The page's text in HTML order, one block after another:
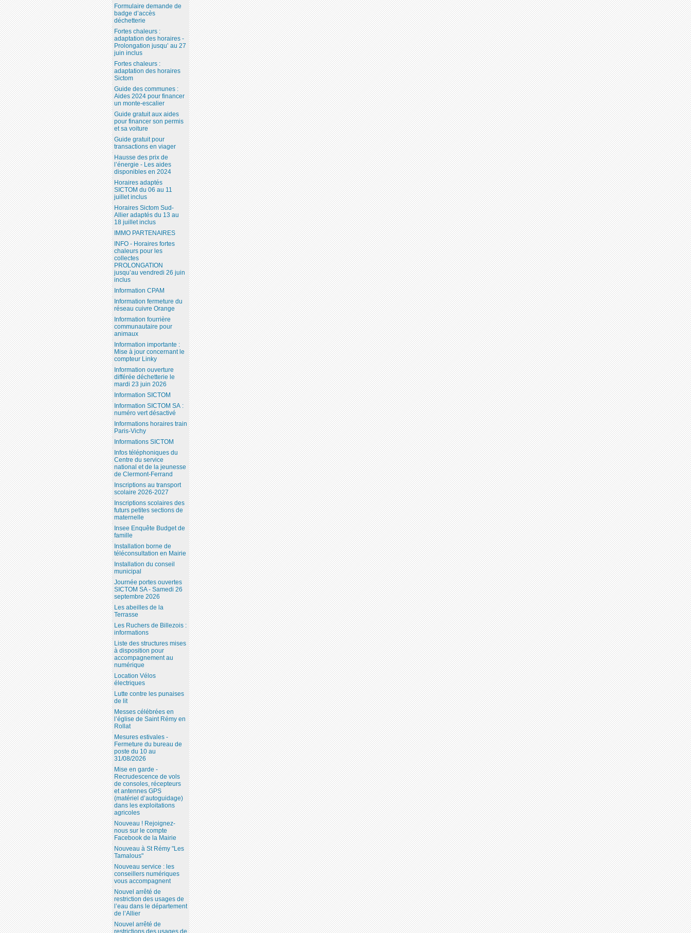
Formulaire demande de
badge d’accès
déchetterie
Fortes chaleurs :
adaptation des horaires -
Prolongation jusqu’ au 27
juin inclus
Fortes chaleurs :
adaptation des horaires
Sictom
Guide des communes :
Aides 2024 pour financer
un monte-escalier
Guide gratuit aux aides
pour financer son permis
et sa voiture
Guide gratuit pour
transactions en viager
Hausse des prix de
l’énergie - Les aides
disponibles en 2024
Horaires adaptés
SICTOM du 06 au 11
juillet inclus
Horaires Sictom Sud-
Allier adaptés du 13 au
18 juillet inclus
IMMO PARTENAIRES
INFO - Horaires fortes
chaleurs pour les
collectes
PROLONGATION
jusqu’au vendredi 26 juin
inclus
Information CPAM
Information fermeture du
réseau cuivre Orange
Information fourrière
communautaire pour
animaux
Information importante :
Mise à jour concernant le
compteur Linky
Information ouverture
différée déchetterie le
mardi 23 juin 2026
Information SICTOM
Information SICTOM SA :
numéro vert désactivé
Informations horaires train
Paris-Vichy
Informations SICTOM
Infos téléphoniques du
Centre du service
national et de la jeunesse
de Clermont-Ferrand
Inscriptions au transport
scolaire 2026-2027
Inscriptions scolaires des
futurs petites sections de
maternelle
Insee Enquête Budget de
famille
Installation borne de
téléconsultation en Mairie
Installation du conseil
municipal
Journée portes ouvertes
SICTOM SA - Samedi 26
septembre 2026
Les abeilles de la
Terrasse
Les Ruchers de Billezois :
informations
Liste des structures mises
à disposition pour
accompagnement au
numérique
Location Vélos
électriques
Lutte contre les punaises
de lit
Messes célébrées en
l’église de Saint Rémy en
Rollat
Mesures estivales -
Fermeture du bureau de
poste du 10 au
31/08/2026
Mise en garde -
Recrudescence de vols
de consoles, récepteurs
et antennes GPS
(matériel d’autoguidage)
dans les exploitations
agricoles
Nouveau ! Rejoignez-
nous sur le compte
Facebook de la Mairie
Nouveau à St Rémy "Les
Tamalous"
Nouveau service : les
conseillers numériques
vous accompagnent
Nouvel arrêté de
restriction des usages de
l’eau dans le département
de l’Allier
Nouvel arrêté de